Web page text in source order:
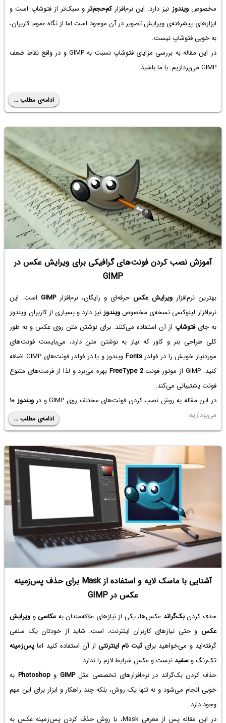
مخصوصویندوز نیز دارد. این نرم‌افزارکم‌حجم‌تر و سبک‌تر از فتوشاپ است و
ابزارهای پیشرفته‌ی ویرایش تصویر در آن موجود است اما از نگاه عموم کاربران،
به خوبی فتوشاپ نیست.
در این مقاله به بررسی مزایای فتوشاپ نسبت به GIMP و در واقع نقاط ضعف
GIMP می‌پردازیم. با ما باشید.
ادامه‌ی مطلب ...
آموزش نصب کردن فونت‌های گرافیکی برای ویرایش عکس در
GIMP
بهترین نرم‌افزارویرایش عکس حرفه‌ای و رایگان، نرم‌افزارGIMPاست. این
نرم‌افزار لینوکسی نسخه‌ی مخصوصویندوز نیز دارد و بسیاری از کاربران ویندوز
به جایفتوشاپ از آن استفاده می‌کنند. برای نوشتن متن روی عکس و به طور
کلی طراحی بنر و کاور که نیاز به نوشتن متن دارد، می‌بایست فونت‌های
موردنیاز خویش را در فولدرFonts
ویندوز و یا در فولدر فونت‌های GIMP اضافه
کنید. GIMP از موتور فونت
FreeType 2 بهره می‌برد و لذا از فرمت‌های متنوع
فونت پشتیبانی می‌کند.
در این مقاله به روش نصب کردن فونت‌های مختلف روی GIMP و در
ویندوز ۱۰
می‌پردازیم.
ادامه‌ی مطلب ...
آشنایی با ماسک لایه و استفاده از Mask برای حذف پس‌زمینه
عکس در GIMP
حذف کردنبک‌گراند عکس‌ها، یکی از نیازهای علاقه‌مندان بهعکاسیو ویرایش
عکس و حتی نیازهای کاربران اینترنت، است. شاید از خودتان یک سلفی
گرفته‌اید و می‌خواهید برایثبت‌ نام اینترنتیاز آن استفاده کنید اما پس‌زمینه
تک‌رنگ وسفیدنیست و عکس شرایط لازم را ندارد.
حذف کردن بک‌گراند در نرم‌افزارهای تخصصی مثلGIMP وPhotoshop به
خوبی انجام می‌شود و نه تنها یک روش، بلکه چند راهکار و ابزار برای این مهم
وجود دارد.
در این مقاله پس از معرفی Mask، با روش حذف کردن پس‌زمینه عکس به